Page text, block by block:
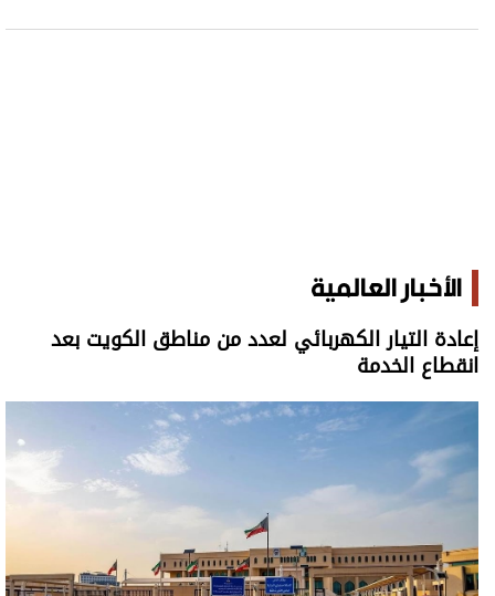
الأخبار العالمية
إعادة التيار الكهربائي لعدد من مناطق الكويت بعد
انقطاع الخدمة